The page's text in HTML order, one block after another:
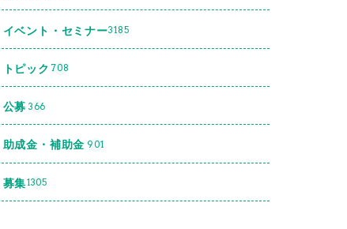
イベント・セミナー3185
トピック 708
公募 366
助成金・補助金 901
募集1305